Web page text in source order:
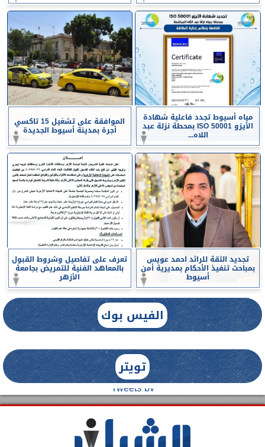
مياه أسيوط تجدد فاعلية شهادة
الأيزو ISO 50001 بمحطة نزلة عبد
اللاه...
الموافقة على تشغيل 15 تاكسي
أجرة بمدينة أسيوط الجديدة
تجديد الثقة للرائد احمد عويس
بمباحث تنفيذ الأحكام بمديرية أمن
أسيوط
تعرف على تفاصيل وشروط القبول
بالمعاهد الفنية للتمريض بجامعة
الأزهر
الفيس بوك
تويتر
Tweets by